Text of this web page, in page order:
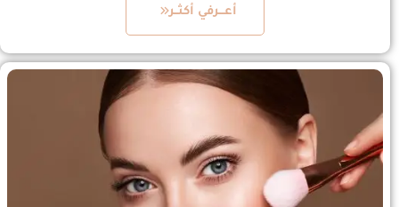
أعـــرفي أكثــر